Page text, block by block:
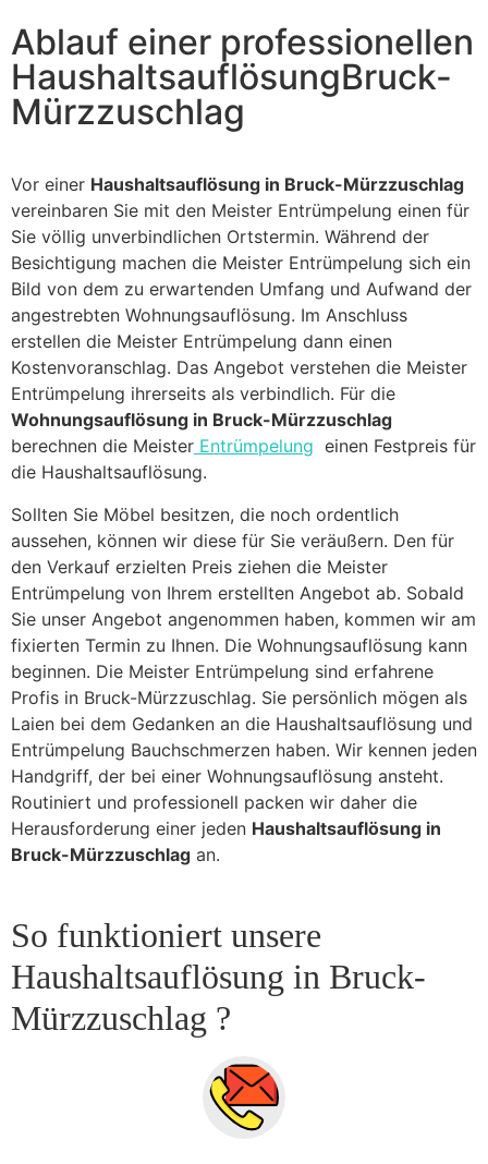
Ablauf einer professionellen
HaushaltsauflösungBruck-
Mürzzuschlag
Vor einer Haushaltsauflösung in Bruck-Mürzzuschlag
vereinbaren Sie mit den Meister Entrümpelung einen für
Sie völlig unverbindlichen Ortstermin. Während der
Besichtigung machen die Meister Entrümpelung sich ein
Bild von dem zu erwartenden Umfang und Aufwand der
angestrebten Wohnungsauflösung. Im Anschluss
erstellen die Meister Entrümpelung dann einen
Kostenvoranschlag. Das Angebot verstehen die Meister
Entrümpelung ihrerseits als verbindlich. Für die
Wohnungsauflösung in Bruck-Mürzzuschlag
berechnen die Meister Entrümpelung einen Festpreis für
die Haushaltsauflösung.
Sollten Sie Möbel besitzen, die noch ordentlich
aussehen, können wir diese für Sie veräußern. Den für
den Verkauf erzielten Preis ziehen die Meister
Entrümpelung von Ihrem erstellten Angebot ab. Sobald
Sie unser Angebot angenommen haben, kommen wir am
fixierten Termin zu Ihnen. Die Wohnungsauflösung kann
beginnen. Die Meister Entrümpelung sind erfahrene
Profis in Bruck-Mürzzuschlag. Sie persönlich mögen als
Laien bei dem Gedanken an die Haushaltsauflösung und
Entrümpelung Bauchschmerzen haben. Wir kennen jeden
Handgriff, der bei einer Wohnungsauflösung ansteht.
Routiniert und professionell packen wir daher die
Herausforderung einer jeden Haushaltsauflösung in
Bruck-Mürzzuschlag an.
So funktioniert unsere
Haushaltsauflösung in Bruck-
Mürzzuschlag ?